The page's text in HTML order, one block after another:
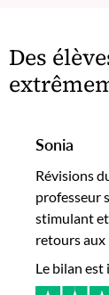
Des
Sonia
Révisions
professeur
stimulant
retours aux
Le bilan est